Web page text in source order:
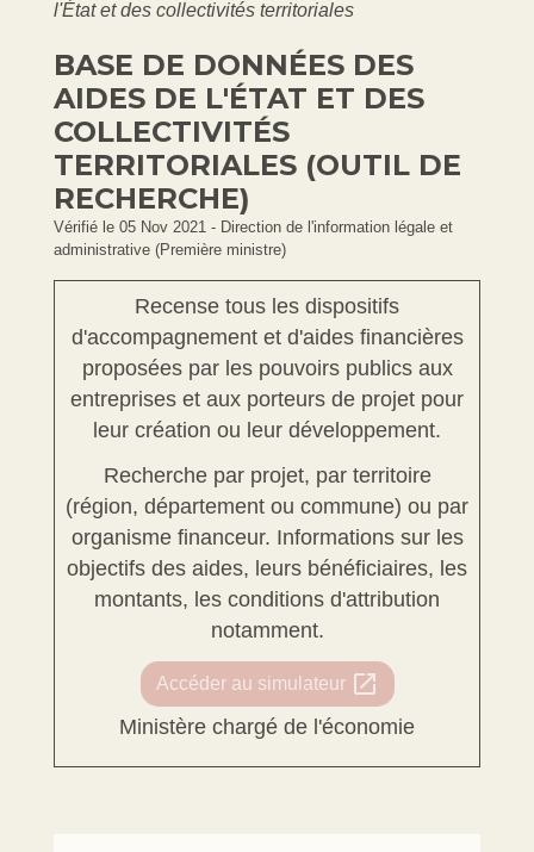
l'État et des collectivités territoriales
BASE DE DONNÉES DES
AIDES DE L'ÉTAT ET DES
COLLECTIVITÉS
TERRITORIALES (OUTIL DE
RECHERCHE)
Vérifié le 05 Nov 2021 - Direction de l'information légale et
administrative (Première ministre)
Recense tous les dispositifs
d'accompagnement et d'aides financières
proposées par les pouvoirs publics aux
entreprises et aux porteurs de projet pour
leur création ou leur développement.
Recherche par projet, par territoire
(région, département ou commune) ou par
organisme financeur. Informations sur les
objectifs des aides, leurs bénéficiaires, les
montants, les conditions d'attribution
notamment.
Accéder au simulateur open_in_new
Ministère chargé de l'économie